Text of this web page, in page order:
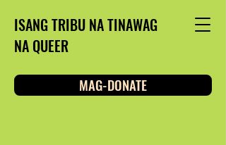
ISANG TRIBU NA TINAWAG
NA QUEER
MAG-DONATE